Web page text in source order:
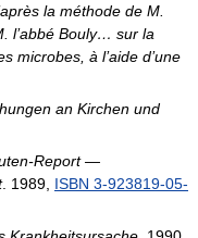
la méthode de M.
l’abbé Bouly… sur la
microbes, à l’aide d’une
an Kirchen und
Report —
. 1989, ISBN 3-923819-05-